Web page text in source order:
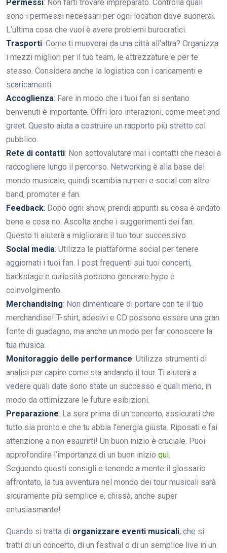
Permessi: Non farti trovare impreparato. Controlla quali
sono i permessi necessari per ogni location dove suonerai.
L’ultima cosa che vuoi è avere problemi burocratici.
Trasporti: Come ti muoverai da una città all’altra? Organizza
i mezzi migliori per il tuo team, le attrezzature e per te
stesso. Considera anche la logistica con i caricamenti e
scaricamenti.
Accoglienza: Fare in modo che i tuoi fan si sentano
benvenuti è importante. Offri loro interazioni, come meet and
greet. Questo aiuta a costruire un rapporto più stretto col
pubblico.
Rete di contatti: Non sottovalutare mai i contatti che riesci a
raccogliere lungo il percorso. Networking è alla base del
mondo musicale, quindi scambia numeri e social con altre
band, promoter e fan.
Feedback: Dopo ogni show, prendi appunti su cosa è andato
bene e cosa no. Ascolta anche i suggerimenti dei fan.
Questo ti aiuterà a migliorare il tuo tour successivo.
Social media: Utilizza le piattaforme social per tenere
aggiornati i tuoi fan. I post frequenti sui tuoi concerti,
backstage e curiosità possono generare hype e
coinvolgimento.
Merchandising: Non dimenticare di portare con te il tuo
merchandise! T-shirt, adesivi e CD possono essere una gran
fonte di guadagno, ma anche un modo per far conoscere la
tua musica.
Monitoraggio delle performance: Utilizza strumenti di
analisi per capire come sta andando il tour. Ti aiuterà a
vedere quali date sono state un successo e quali meno, in
modo da ottimizzare le future esibizioni.
Preparazione: La sera prima di un concerto, assicurati che
tutto sia pronto e che tu abbia l’energia giusta. Riposati e fai
attenzione a non esaurirti! Un buon inizio è cruciale. Puoi
approfondire l’importanza di un buon inizio qui.
Seguendo questi consigli e tenendo a mente il glossario
affrontato, la tua avventura nel mondo dei tour musicali sarà
sicuramente più semplice e, chissà, anche super
entusiasmante!
Quando si tratta di organizzare eventi musicali, che si
tratti di un concerto, di un festival o di un semplice live in un